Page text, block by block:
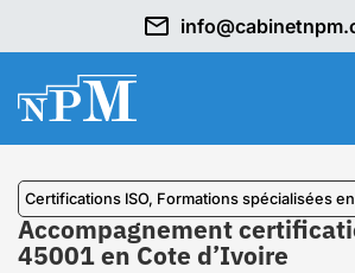
Certifications ISO, ⁠Formations spécialisées en
Accompagnement
45001 en Cote d’Ivoire